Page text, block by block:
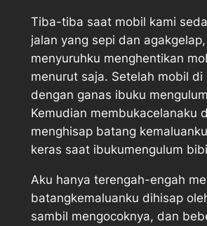
Tiba-tiba saat mobil kami
jalan yang sepi dan
menyuruhku menghentikan
menurut saja. Setelah mobil di
dengan ganas ibuku
Kemudian membukacelanaku
menghisap batang
keras saat ibukumengulum
Aku hanya terengah-engah
batangkemaluanku dihisap
sambil mengocoknya, dan